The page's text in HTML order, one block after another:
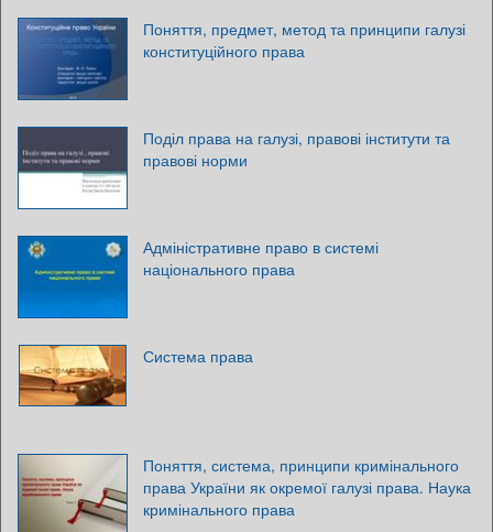
Поняття, предмет, метод та принципи галузі
конституційного права
Поділ права на галузі, правові інститути та
правові норми
Адміністративне право в системі
національного права
Система права
Поняття, система, принципи кримінального
права України як окремої галузі права. Наука
кримінального права